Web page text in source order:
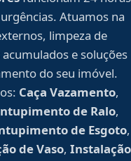
Atuamos na
limpeza de
e soluções
do seu imóvel.
Caça Vazamento,
de Ralo,
de Esgoto,
de Vaso, Instalação